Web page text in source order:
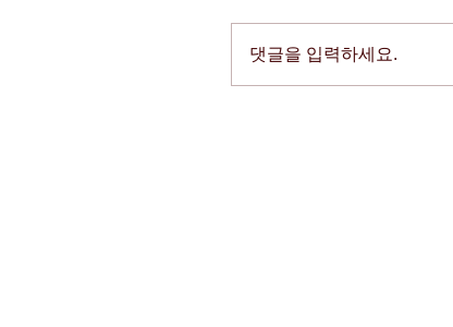
댓글을 입력하세요.